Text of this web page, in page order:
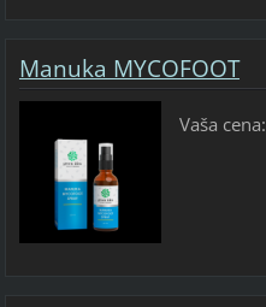
Manuka MYCOFOOT
Vaša cena: